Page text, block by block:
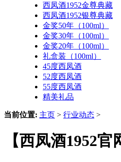
西凤酒1952金尊典藏
西凤酒1952银尊典藏
金奖50年（100ml）
金奖30年（100ml）
金奖20年（100ml）
礼盒装（100ml）
45度西凤酒
52度西凤酒
55度西凤酒
精美礼品
当前位置: 主页 > 行业动态 >
【西凤酒1952